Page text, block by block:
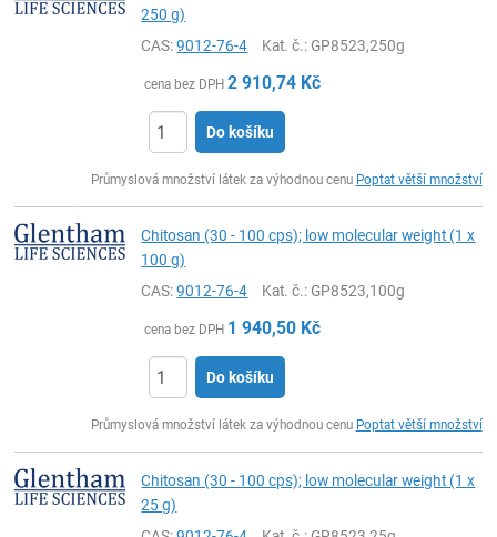
250 g)
CAS:9012-76-4 Kat. č.: GP8523,250g
cena bez DPH 2 910,74 Kč
Do košíku
Průmyslová množství látek za výhodnou cenu Poptat větší množství
Chitosan (30 - 100 cps); low molecular weight (1 x
100 g)
CAS:9012-76-4 Kat. č.: GP8523,100g
cena bez DPH 1 940,50 Kč
Do košíku
Průmyslová množství látek za výhodnou cenu Poptat větší množství
Chitosan (30 - 100 cps); low molecular weight (1 x
25 g)